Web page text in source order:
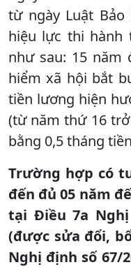
từ ngày Luật
hiệu lực thi
như sau: 15 năm
hiểm xã hội bắt
tiền lương hiện
(từ năm thứ 16
bằng 0,5 tháng
Trường hợp có
đến đủ 05 năm
tại Điều 7a Nghị
(được sửa đổi,
Nghị định số 67/